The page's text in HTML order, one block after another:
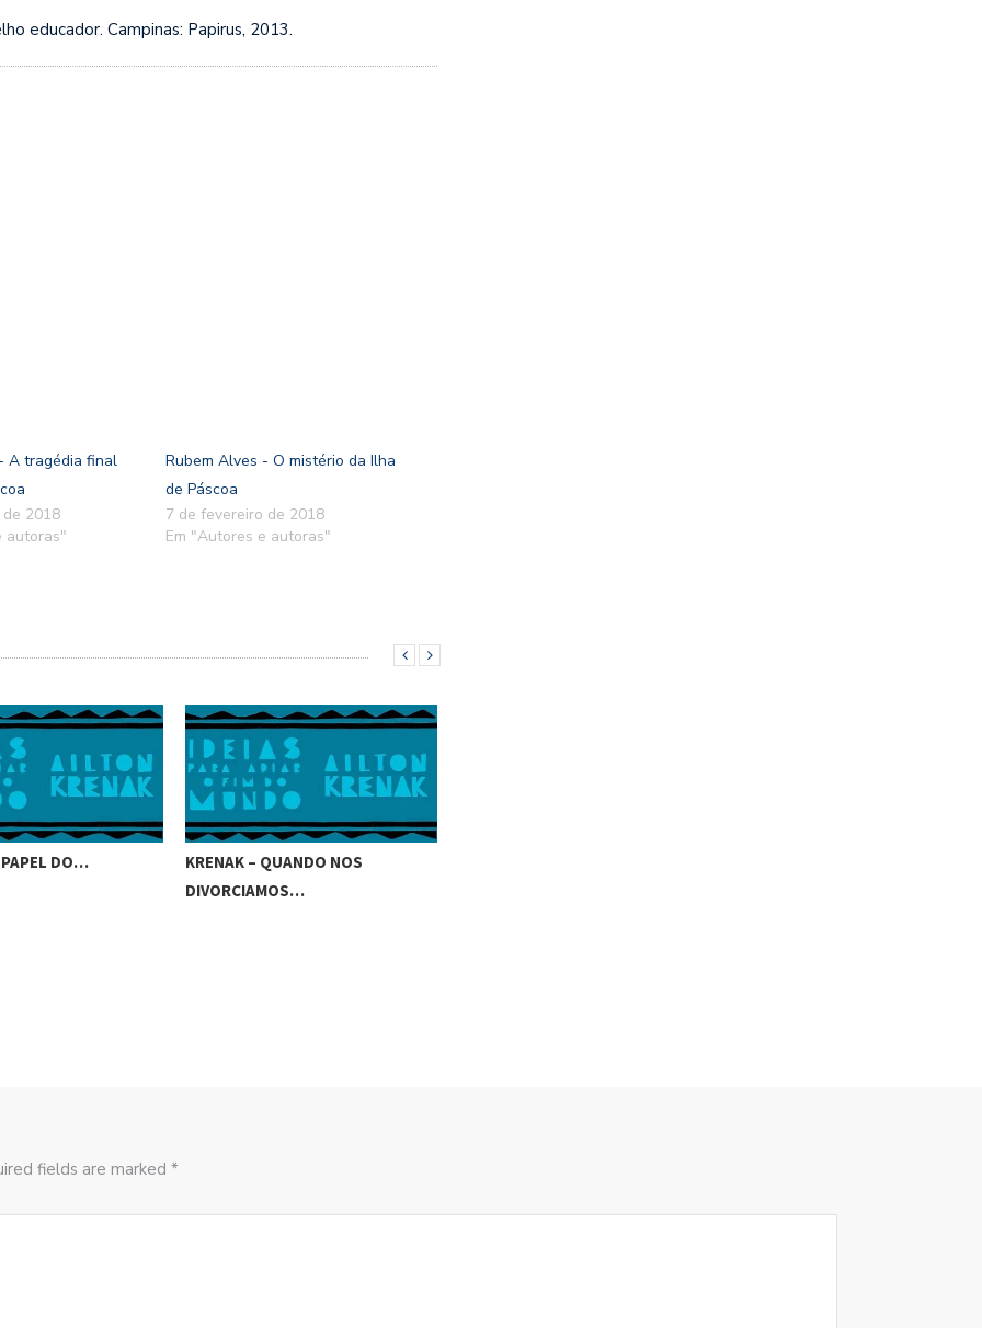
educador. Campinas: Papirus, 2013.
A tragédia final
2018
autoras"
Rubem Alves - O mistério da Ilha
de Páscoa
7 de fevereiro de 2018
Em "Autores e autoras"
PAPEL DO…
KRENAK – QUANDO NOS
DIVORCIAMOS…
fields are marked *